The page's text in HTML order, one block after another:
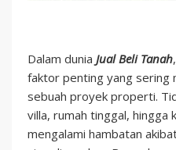
Dalam dunia Jual Beli Tanah
faktor penting yang sering
sebuah proyek properti.
villa, rumah tinggal, hingga
mengalami hambatan